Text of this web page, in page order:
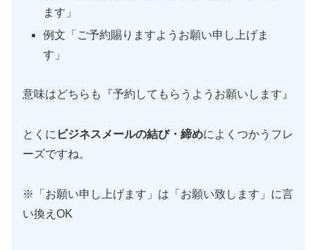
ます」
例文「ご予約賜りますようお願い申し上げま
す」
意味はどちらも『予約してもらうようお願いします』
とくに ビジネスメールの結び・締めによくつかうフレ
ーズですね。
※「お願い申し上げます」は「お願い致します」に言
い換えOK